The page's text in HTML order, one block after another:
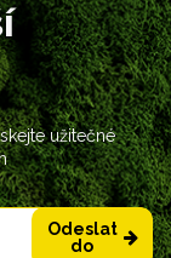
užitečné
Odeslat
do